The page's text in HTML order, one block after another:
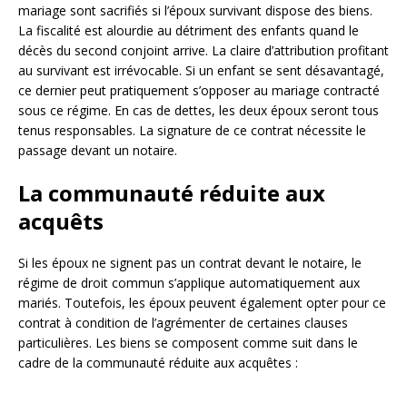
mariage sont sacrifiés si l’époux survivant dispose des biens.
La fiscalité est alourdie au détriment des enfants quand le
décès du second conjoint arrive. La claire d’attribution profitant
au survivant est irrévocable. Si un enfant se sent désavantagé,
ce dernier peut pratiquement s’opposer au mariage contracté
sous ce régime. En cas de dettes, les deux époux seront tous
tenus responsables. La signature de ce contrat nécessite le
passage devant un notaire.
La communauté réduite aux
acquêts
Si les époux ne signent pas un contrat devant le notaire, le
régime de droit commun s’applique automatiquement aux
mariés. Toutefois, les époux peuvent également opter pour ce
contrat à condition de l’agrémenter de certaines clauses
particulières. Les biens se composent comme suit dans le
cadre de la communauté réduite aux acquêtes :